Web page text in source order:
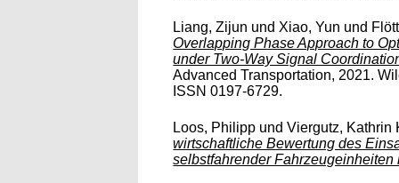
Liang, Zijun und Xiao, Yun und
Overlapping Phase Approach to
under Two-Way Signal
Advanced Transportation, 2021.
ISSN 0197-6729.
Loos, Philipp undViergutz, Kathrin
wirtschaftliche Bewertung des
selbstfahrender Fahrzeugeinheiten